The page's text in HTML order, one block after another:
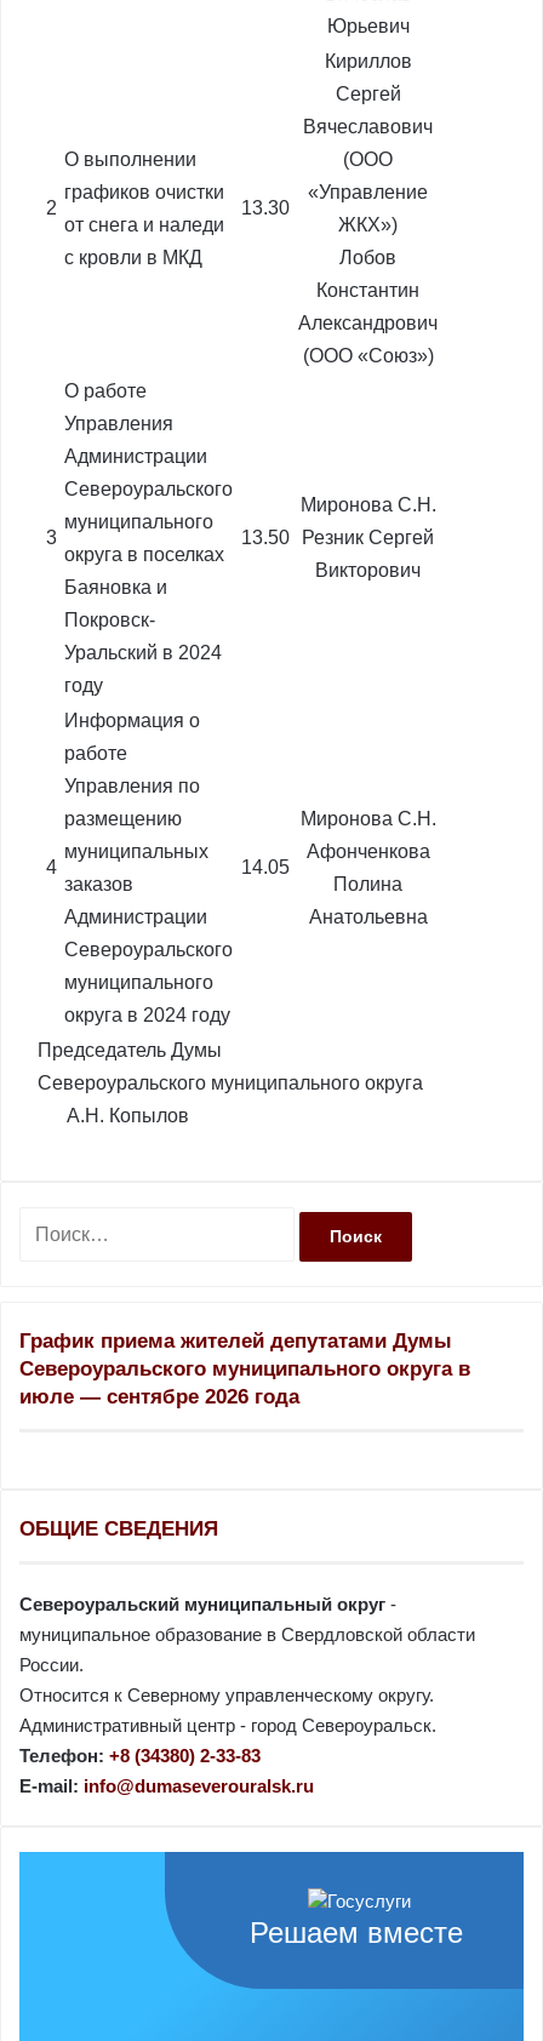
Юрьевич
2
О выполнении
графиков очистки
от снега и наледи
с кровли в МКД
13.30
Кириллов
Сергей
Вячеславович
(ООО
«Управление
ЖКХ»)
Лобов
Константин
Александрович
(ООО «Союз»)
3
О работе
Управления
Администрации
Североуральского
муниципального
округа в поселках
Баяновка и
Покровск-
Уральский в 2024
году
13.50
Миронова С.Н.
Резник Сергей
Викторович
4
Информация о
работе
Управления по
размещению
муниципальных
заказов
Администрации
Североуральского
муниципального
округа в 2024 году
14.05
Миронова С.Н.
Афонченкова
Полина
Анатольевна
Председатель Думы
Североуральского муниципального округа
А.Н. Копылов
:График приема жителей депутатами Думы
Североуральского муниципального округа в
июле — сентябре 2026 года
ОБЩИЕ СВЕДЕНИЯ
Североуральский муниципальный округ -
муниципальное образование в Свердловской области
России.
Относится к Северному управленческому округу.
Административный центр - город Североуральск.
Телефон: +8 (34380) 2-33-83
E-mail: info@dumaseverouralsk.ru
Решаем вместе